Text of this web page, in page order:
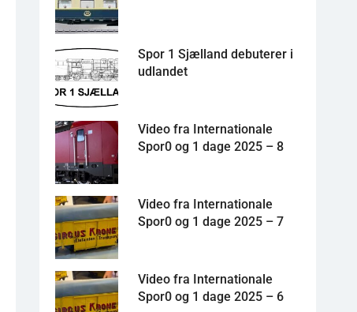
Spor 1 Sjælland debuterer i
udlandet
Video fra Internationale
Spor0 og 1 dage 2025 – 8
Video fra Internationale
Spor0 og 1 dage 2025 – 7
Video fra Internationale
Spor0 og 1 dage 2025 – 6